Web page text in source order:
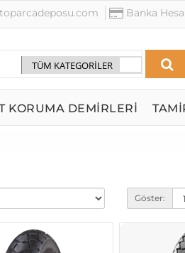
Banka
KORUMA DEMİRLERİ
Göster: